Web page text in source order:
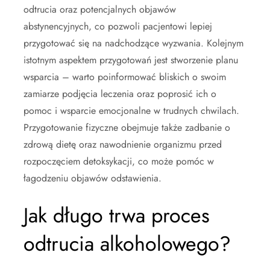
odtrucia oraz potencjalnych objawów
abstynencyjnych, co pozwoli pacjentowi lepiej
przygotować się na nadchodzące wyzwania. Kolejnym
istotnym aspektem przygotowań jest stworzenie planu
wsparcia – warto poinformować bliskich o swoim
zamiarze podjęcia leczenia oraz poprosić ich o
pomoc i wsparcie emocjonalne w trudnych chwilach.
Przygotowanie fizyczne obejmuje także zadbanie o
zdrową dietę oraz nawodnienie organizmu przed
rozpoczęciem detoksykacji, co może pomóc w
łagodzeniu objawów odstawienia.
Jak długo trwa proces
odtrucia alkoholowego?